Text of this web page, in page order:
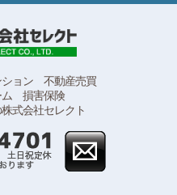
ョン 不動産売買
損害保険
式会社セレクト